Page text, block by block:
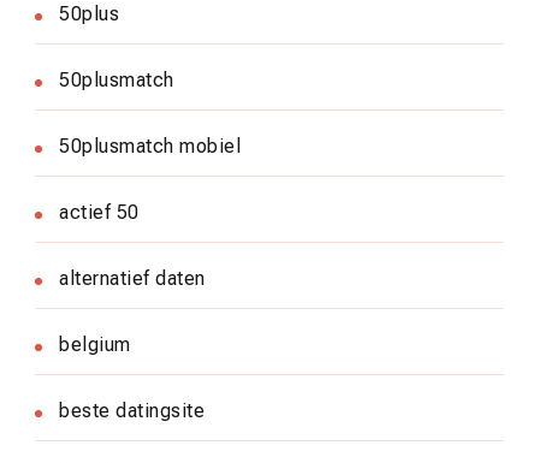
50plus
50plusmatch
50plusmatch mobiel
actief 50
alternatief daten
belgium
beste datingsite